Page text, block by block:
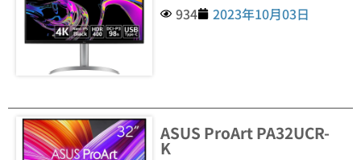
934 2023年10月03日
ASUS ProArt PA32UCR-
K